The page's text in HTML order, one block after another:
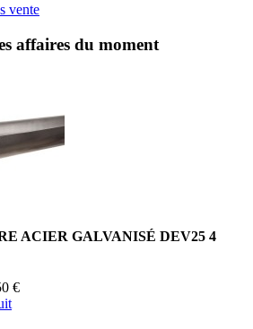
vente
affaires du moment
ACIER GALVANISÉ DEV25 4
€